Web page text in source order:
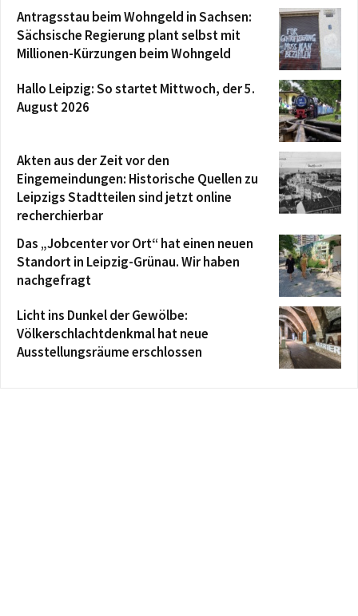
Antragsstau beim Wohngeld in Sachsen:
Sächsische Regierung plant selbst mit
Millionen-Kürzungen beim Wohngeld
Hallo Leipzig: So startet Mittwoch, der 5.
August 2026
Akten aus der Zeit vor den
Eingemeindungen: Historische Quellen zu
Leipzigs Stadtteilen sind jetzt online
recherchierbar
Das „Jobcenter vor Ort“ hat einen neuen
Standort in Leipzig-Grünau. Wir haben
nachgefragt
Licht ins Dunkel der Gewölbe:
Völkerschlachtdenkmal hat neue
Ausstellungsräume erschlossen